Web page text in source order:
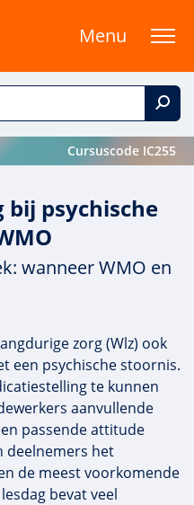
Menu
Cursuscode IC255
bij psychische
wanneer WMO en
zorg (Wlz) ook
een psychische stoornis.
te kunnen
aanvullende
passende attitude
deelnemers het
de meest voorkomende
bevat veel